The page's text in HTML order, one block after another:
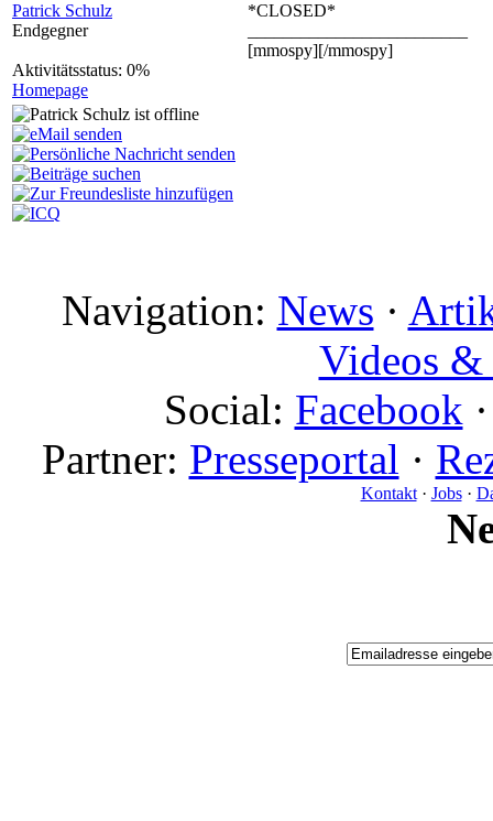
Patrick Schulz
Endgegner
Aktivitätsstatus: 0%
Homepage
*CLOSED*
[mmospy][/mmospy]
Navigation: News ·
Videos
Social: Facebook
Partner: Presseportal ·
Kontakt· Jobs·